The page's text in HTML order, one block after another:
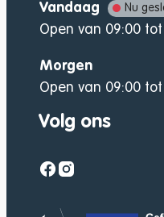
Vandaag Nu
Open van 09:00 tot
Morgen
Open van 09:00 tot
Volg ons
Facebook
Instagram